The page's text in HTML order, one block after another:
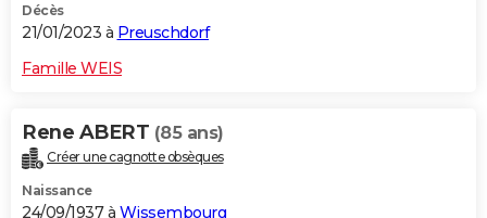
Décès
21/01/2023 à Preuschdorf
Famille WEIS
Rene ABERT (85 ans)
Créer une cagnotte obsèques
Naissance
24/09/1937 à Wissembourg